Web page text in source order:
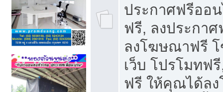
ประกาศฟรีออ
ฟรี, ลงประกา
ลงโฆษณาฟรี
เว็บ โปรโมทฟ
ฟรี ให้คุณได้ล